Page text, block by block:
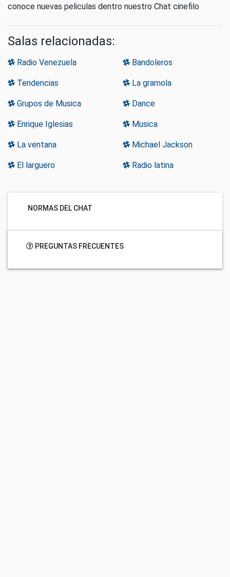
conoce nuevas peliculas dentro nuestro Chat cinefilo
Salas relacionadas:
Radio Venezuela Bandoleros
Tendencias La gramola
Grupos de Musica Dance
Enrique Iglesias Musica
La ventana Michael Jackson
El larguero Radio latina
NORMAS DEL CHAT
PREGUNTAS FRECUENTES